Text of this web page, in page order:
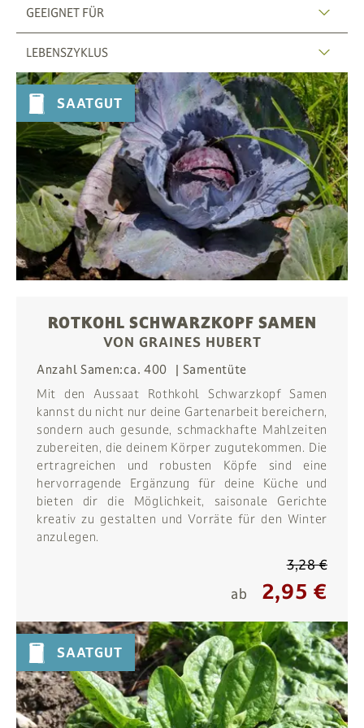
GEEIGNET FÜR
LEBENSZYKLUS
SAATGUT
ROTKOHL SCHWARZKOPF SAMEN
VON GRAINES HUBERT
Anzahl Samen:ca. 400
Samentüte
Mit den Aussaat Rothkohl Schwarzkopf Samen
kannst du nicht nur deine Gartenarbeit bereichern,
sondern auch gesunde, schmackhafte Mahlzeiten
zubereiten, die deinem Körper zugutekommen. Die
ertragreichen und robusten Köpfe sind eine
hervorragende Ergänzung für deine Küche und
bieten dir die Möglichkeit, saisonale Gerichte
kreativ zu gestalten und Vorräte für den Winter
anzulegen.
3,28 €
ab
2,95 €
SAATGUT